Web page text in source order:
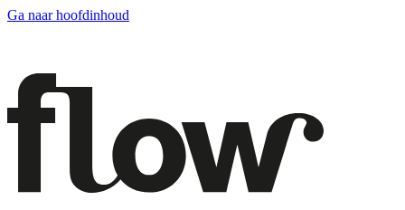
Ga naar hoofdinhoud